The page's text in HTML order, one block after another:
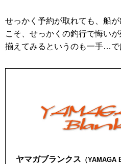
せっかく予約が取れても、船
こそ、せっかくの釣行で悔い
揃えてみるというのも一手…で
ヤマガブランクス （YAMAGA